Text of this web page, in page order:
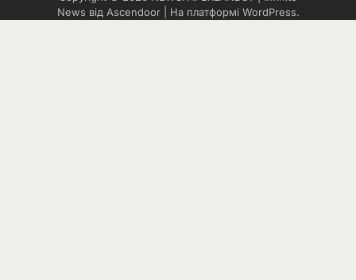
News від Ascendoor| На платформі WordPress.